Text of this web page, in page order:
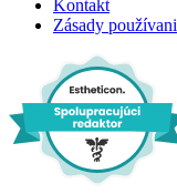
Kontakt
Zásady